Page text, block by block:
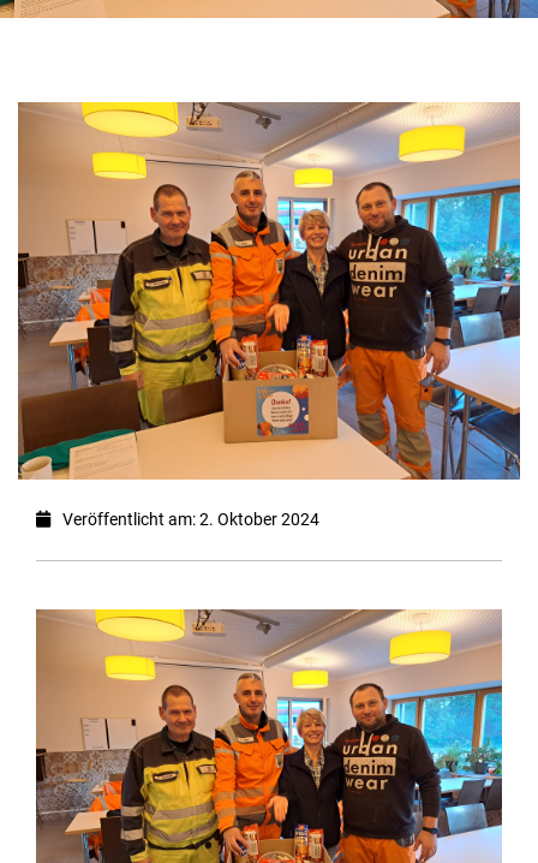
Veröffentlicht am: 2. Oktober 2024